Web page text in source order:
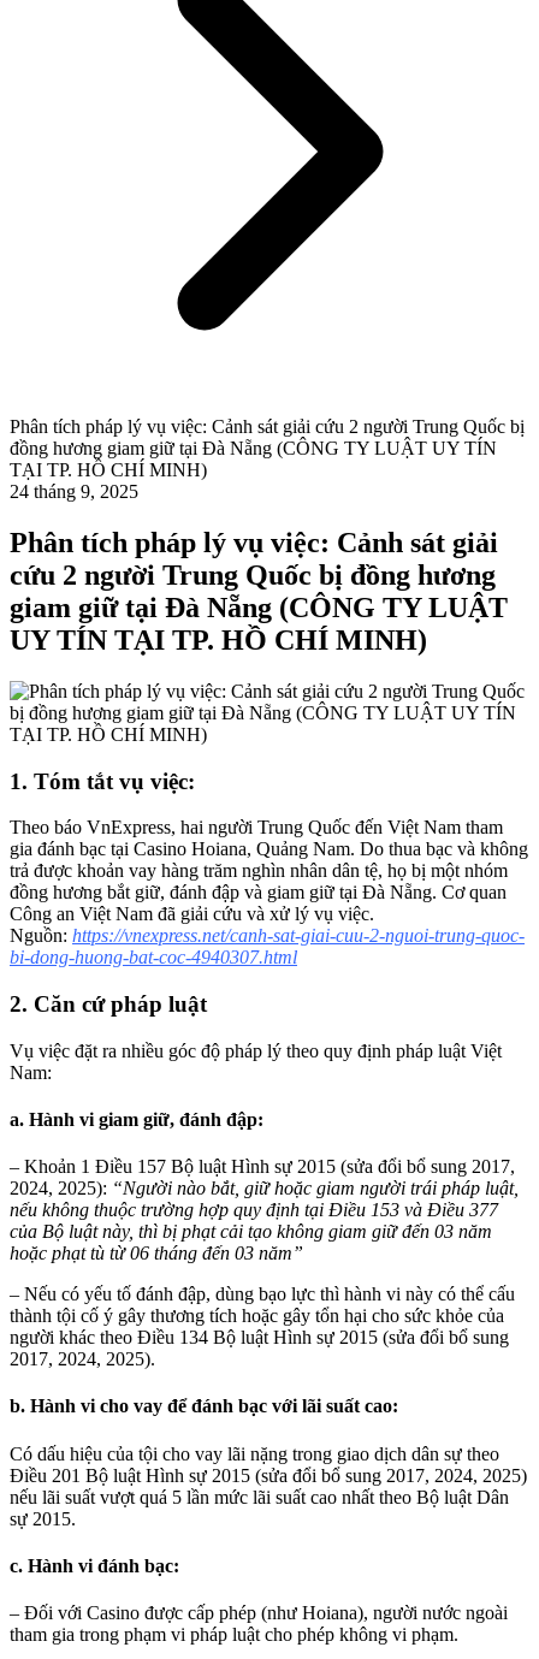
Phân tích pháp lý vụ việc: Cảnh sát giải cứu 2 người Trung Quốc bị
đồng hương giam giữ tại Đà Nẵng (CÔNG TY LUẬT UY TÍN
TẠI TP. HỒ CHÍ MINH)
24 tháng 9, 2025
Phân tích pháp lý vụ việc: Cảnh sát giải
cứu 2 người Trung Quốc bị đồng hương
giam giữ tại Đà Nẵng (CÔNG TY LUẬT
UY TÍN TẠI TP. HỒ CHÍ MINH)
1. Tóm tắt vụ việc:
Theo báo VnExpress, hai người Trung Quốc đến Việt Nam tham
gia đánh bạc tại Casino Hoiana, Quảng Nam. Do thua bạc và không
trả được khoản vay hàng trăm nghìn nhân dân tệ, họ bị một nhóm
đồng hương bắt giữ, đánh đập và giam giữ tại Đà Nẵng. Cơ quan
Công an Việt Nam đã giải cứu và xử lý vụ việc.
Nguồn: https://vnexpress.net/canh-sat-giai-cuu-2-nguoi-trung-quoc-
bi-dong-huong-bat-coc-4940307.html
2. Căn cứ pháp luật
Vụ việc đặt ra nhiều góc độ pháp lý theo quy định pháp luật Việt
Nam:
a. Hành vi giam giữ, đánh đập:
– Khoản 1 Điều 157 Bộ luật Hình sự 2015 (sửa đổi bổ sung 2017,
2024, 2025): “Người nào bắt, giữ hoặc giam người trái pháp luật,
nếu không thuộc trường hợp quy định tại Điều 153 và Điều 377
của Bộ luật này, thì bị phạt cải tạo không giam giữ đến 03 năm
hoặc phạt tù từ 06 tháng đến 03 năm”
– Nếu có yếu tố đánh đập, dùng bạo lực thì hành vi này có thể cấu
thành tội cố ý gây thương tích hoặc gây tổn hại cho sức khỏe của
người khác theo Điều 134 Bộ luật Hình sự 2015 (sửa đổi bổ sung
2017, 2024, 2025).
b. Hành vi cho vay để đánh bạc với lãi suất cao:
Có dấu hiệu của tội cho vay lãi nặng trong giao dịch dân sự theo
Điều 201 Bộ luật Hình sự 2015 (sửa đổi bổ sung 2017, 2024, 2025)
nếu lãi suất vượt quá 5 lần mức lãi suất cao nhất theo Bộ luật Dân
sự 2015.
c. Hành vi đánh bạc:
– Đối với Casino được cấp phép (như Hoiana), người nước ngoài
tham gia trong phạm vi pháp luật cho phép không vi phạm.